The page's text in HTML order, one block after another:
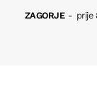
ZAGORJE - prije